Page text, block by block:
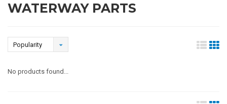
WATERWAY PARTS
Popularity
No products found...